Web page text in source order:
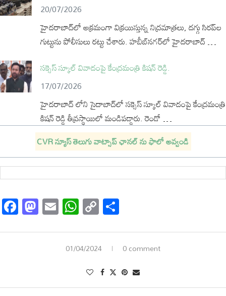
20/07/2026
హైదరాబాద్‌లో అక్రమంగా విక్రయిస్తున్న నిద్రమాత్రలు, దగ్గు సిరప్‌ల
గుట్టును పోలీసులు రట్టు చేశారు. హబీబ్‌నగర్‌లో హైదరాబాద్ …
సక్సెస్ స్కూల్ వివాదంపై కేంద్రమంత్రి కిషన్ రెడ్డి.
17/07/2026
హైదరాబాద్ లోని సైదాబాద్‌లో సక్సెస్ స్కూల్ వివాదంపై కేంద్రమంత్రి
కిషన్ రెడ్డి తీవ్రస్థాయిలో మండిపడ్డారు. రెండో …
CVRన్యూస్తెలుగువాట్సాప్ఛానల్నుఫాలోఅవ్వండి
Facebook
Mastodon
EmailWhatsApp
Copy
Link
01/04/2024 0 comment